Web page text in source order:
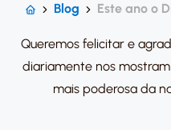
Blog Este ano o
Queremos felicitar e
diariamente nos
mais poderosa da